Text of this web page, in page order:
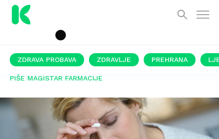
ZDRAVA PROBAVA ZDRAVLJE PREHRANA
PIŠE MAGISTAR FARMACIJE